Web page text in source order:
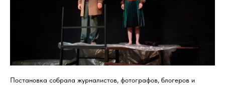
Постановка собрала журналистов, фотографов, блогеров и